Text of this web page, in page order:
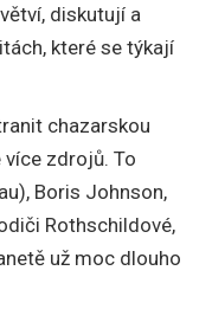
diskutují a
které se týkají
chazarskou
zdrojů. To
Boris Johnson,
Rothschildové,
už moc dlouho